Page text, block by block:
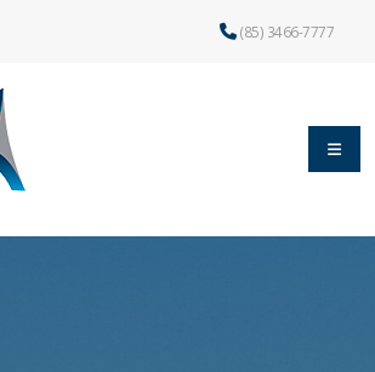
(85) 3466-7777